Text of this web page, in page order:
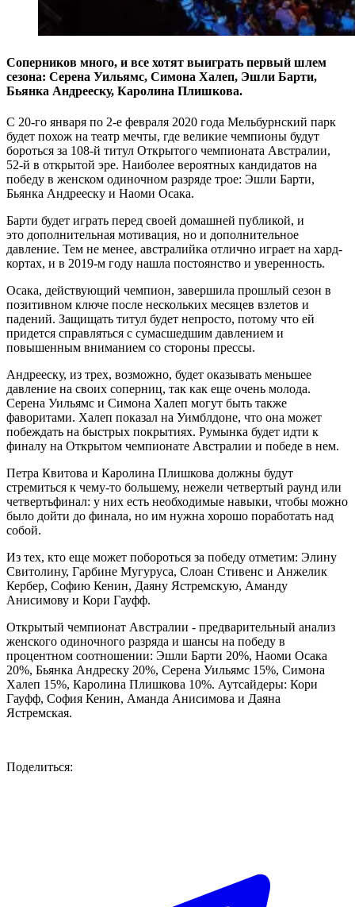
Соперников много, и все хотят выиграть первый шлем
сезона: Серена Уильямс, Симона Халеп, Эшли Барти,
Бьянка Андрееску, Каролина Плишкова.
С 20-го января по 2-е февраля 2020 года Мельбурнский парк
будет похож на театр мечты, где великие чемпионы будут
бороться за 108-й титул Открытого чемпионата Австралии,
52-й в открытой эре. Наиболее вероятных кандидатов на
победу в женском одиночном разряде трое: Эшли Барти,
Бьянка Андрееску и Наоми Осака.
Барти будет играть перед своей домашней публикой, и
это дополнительная мотивация, но и дополнительное
давление. Тем не менее, австралийка отлично играет на хард-
кортах, и в 2019-м году нашла постоянство и уверенность.
Осака, действующий чемпион, завершила прошлый сезон в
позитивном ключе после нескольких месяцев взлетов и
падений. Защищать титул будет непросто, потому что ей
придется справляться с сумасшедшим давлением и
повышенным вниманием со стороны прессы.
Андрееску, из трех, возможно, будет оказывать меньшее
давление на своих соперниц, так как еще очень молода.
Серена Уильямс и Симона Халеп могут быть также
фаворитами. Халеп показал на Уимблдоне, что она может
побеждать на быстрых покрытиях. Румынка будет идти к
финалу на Открытом чемпионате Австралии и победе в нем.
Петра Квитова и Каролина Плишкова должны будут
стремиться к чему-то большему, нежели четвертый раунд или
четвертьфинал: у них есть необходимые навыки, чтобы можно
было дойти до финала, но им нужна хорошо поработать над
собой.
Из тех, кто еще может побороться за победу отметим: Элину
Свитолину, Гарбине Мугуруса, Слоан Стивенс и Анжелик
Кербер, Софию Кенин, Даяну Ястремскую, Аманду
Анисимову и Кори Гауфф.
Открытый чемпионат Австралии - предварительный анализ
женского одиночного разряда и шансы на победу в
процентном соотношении: Эшли Барти 20%, Наоми Осака
20%, Бьянка Андреску 20%, Серена Уильямс 15%, Симона
Халеп 15%, Каролина Плишкова 10%. Аутсайдеры: Кори
Гауфф, София Кенин, Аманда Анисимова и Даяна
Ястремская.
Поделиться: